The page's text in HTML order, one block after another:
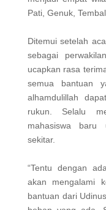
Pati, Genuk,
Ditemui setelah
sebagai
ucapkan rasa
semua bantuan
alhamdulillah
rukun. Selalu
mahasiswa baru
sekitar.
“Tentu dengan
akan mengalami
bantuan dari